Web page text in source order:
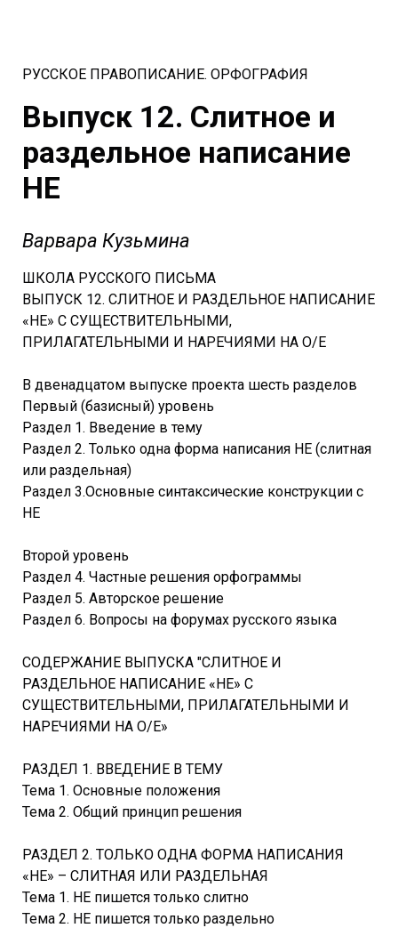
РУССКОЕ ПРАВОПИСАНИЕ. ОРФОГРАФИЯ
Выпуск 12. Слитное и
раздельное написание
НЕ
Варвара Кузьмина
ШКОЛА РУССКОГО ПИСЬМА
ВЫПУСК 12. СЛИТНОЕ И РАЗДЕЛЬНОЕ НАПИСАНИЕ
«НЕ» С СУЩЕСТВИТЕЛЬНЫМИ,
ПРИЛАГАТЕЛЬНЫМИ И НАРЕЧИЯМИ НА О/Е
В двенадцатом выпуске проекта шесть разделов
Первый (базисный) уровень
Раздел 1. Введение в тему
Раздел 2. Только одна форма написания НЕ (слитная
или раздельная)
Раздел 3.Основные синтаксические конструкции с
НЕ
Второй уровень
Раздел 4. Частные решения орфограммы
Раздел 5. Авторское решение
Раздел 6. Вопросы на форумах русского языка
СОДЕРЖАНИЕ ВЫПУСКА "СЛИТНОЕ И
РАЗДЕЛЬНОЕ НАПИСАНИЕ «НЕ» С
СУЩЕСТВИТЕЛЬНЫМИ, ПРИЛАГАТЕЛЬНЫМИ И
НАРЕЧИЯМИ НА О/Е»
РАЗДЕЛ 1. ВВЕДЕНИЕ В ТЕМУ
Тема 1. Основные положения
Тема 2. Общий принцип решения
РАЗДЕЛ 2. ТОЛЬКО ОДНА ФОРМА НАПИСАНИЯ
«НЕ» – СЛИТНАЯ ИЛИ РАЗДЕЛЬНАЯ
Тема 1. НЕ пишется только слитно
Тема 2. НЕ пишется только раздельно